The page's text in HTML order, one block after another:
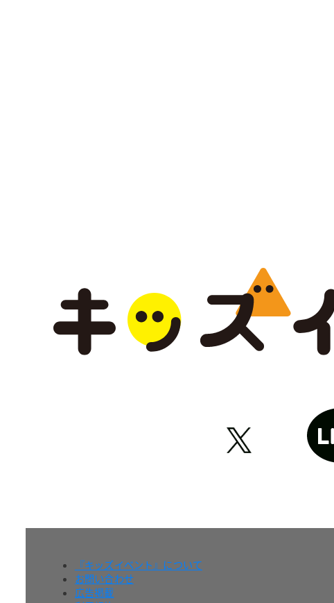
『キッズイベント』について
お問い合わせ
広告掲載